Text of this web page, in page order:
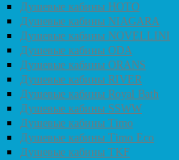
Душевые кабины HOTO
Душевые кабины NIAGARA
Душевые кабины NOVELLINI
Душевые кабины ODA
Душевые кабины ORANS
Душевые кабины RIVER
Душевые кабины Royal Bath
Душевые кабины SSWW
Душевые кабины Timo
Душевые кабины Timo Eco
Душевые кабины TKF